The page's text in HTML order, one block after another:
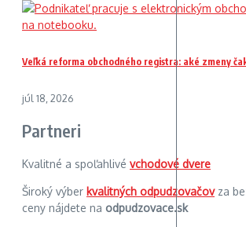
Veľká reforma obchodného registra: aké zmeny
júl 18, 2026
Partneri
Kvalitné a spoľahlivé vchodové dvere
Široký výber kvalitných odpudzovačovza
ceny nájdete na odpudzovace.sk